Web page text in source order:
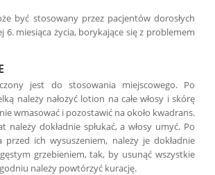
być stosowany przez pacjentów dorosłych
6. miesiąca życia, borykające się z problemem
jest do stosowania miejscowego. Po
należy nałożyć lotion na całe włosy i skórę
wmasować i pozostawić na około kwadrans.
należy dokładnie spłukać, a włosy umyć. Po
przed ich wysuszeniem, należy je dokładnie
grzebieniem, tak, by usunąć wszystkie
należy powtórzyć kurację.